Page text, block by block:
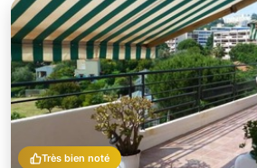
Très bien noté